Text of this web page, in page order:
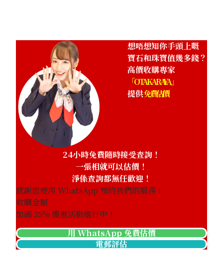
想唔想知你手頭上嘅
寶石和珠寶值幾多錢？
高價收購專家
「OTAKARAYA」
提供免費估價
24小時免費隨時接受查詢！
一張相就可以估價！
淨係查詢都無任歡迎！
感謝您使用 WhatsApp 預約我們的服務！
收購金額
加碼35% 優惠活動進行中！
用 WhatsApp 免費估價
電郵評估